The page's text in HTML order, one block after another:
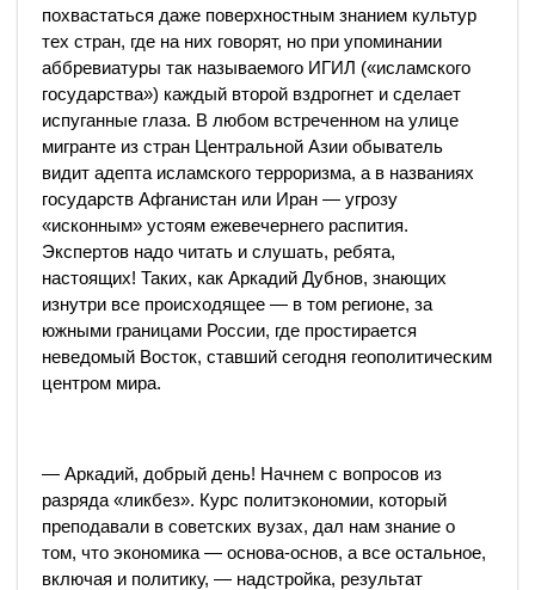
похвастаться даже поверхностным знанием культур
тех стран, где на них говорят, но при упоминании
аббревиатуры так называемого ИГИЛ («исламского
государства») каждый второй вздрогнет и сделает
испуганные глаза. В любом встреченном на улице
мигранте из стран Центральной Азии обыватель
видит адепта исламского терроризма, а в названиях
государств Афганистан или Иран — угрозу
«исконным» устоям ежевечернего распития.
Экспертов надо читать и слушать, ребята,
настоящих! Таких, как Аркадий Дубнов, знающих
изнутри все происходящее — в том регионе, за
южными границами России, где простирается
неведомый Восток, ставший сегодня геополитическим
центром мира.
— Аркадий, добрый день! Начнем с вопросов из
разряда «ликбез». Курс политэкономии, который
преподавали в советских вузах, дал нам знание о
том, что экономика — основа-основ, а все остальное,
включая и политику, — надстройка, результат